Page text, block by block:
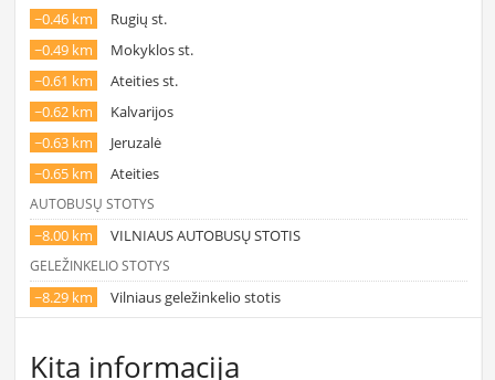
~0.46 km
Rugių st.
~0.49 km
Mokyklos st.
~0.61 km
Ateities st.
~0.62 km
Kalvarijos
~0.63 km
Jeruzalė
~0.65 km
Ateities
AUTOBUSŲ STOTYS
~8.00 km VILNIAUS AUTOBUSŲ STOTIS
GELEŽINKELIO STOTYS
~8.29 km Vilniaus geležinkelio stotis
Kita informacija